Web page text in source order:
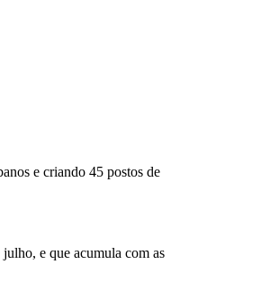
e criando 45 postos de
e que acumula com as